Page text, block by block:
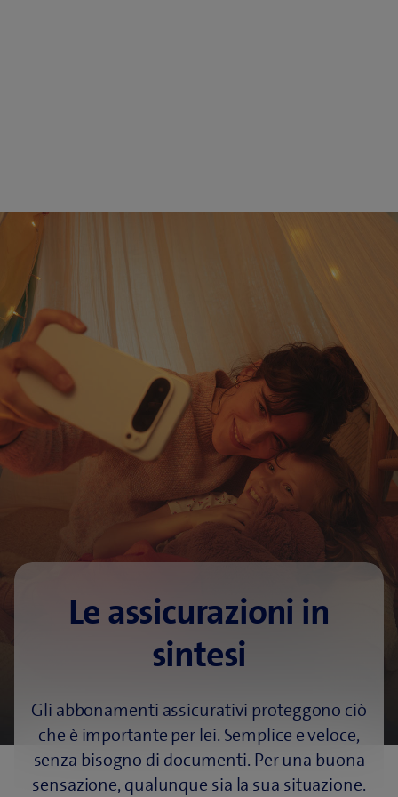
Gli abbonamenti
assicurativi online
Il suo hotspot per l'assicurazione
Le assicurazioni in
sintesi
Gli abbonamenti assicurativi proteggono ciò
che è importante per lei. Semplice e veloce,
senza bisogno di documenti. Per una buona
sensazione, qualunque sia la sua situazione.